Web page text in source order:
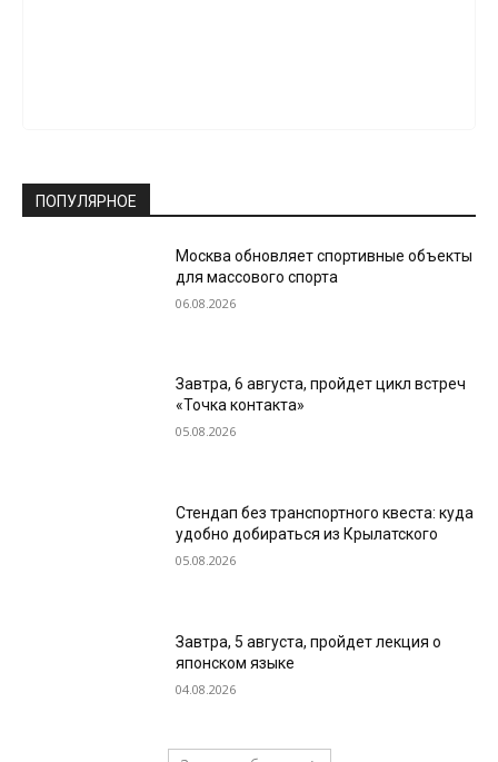
ПОПУЛЯРНОЕ
Москва обновляет спортивные объекты
для массового спорта
06.08.2026
Завтра, 6 августа, пройдет цикл встреч
«Точка контакта»
05.08.2026
Стендап без транспортного квеста: куда
удобно добираться из Крылатского
05.08.2026
Завтра, 5 августа, пройдет лекция о
японском языке
04.08.2026